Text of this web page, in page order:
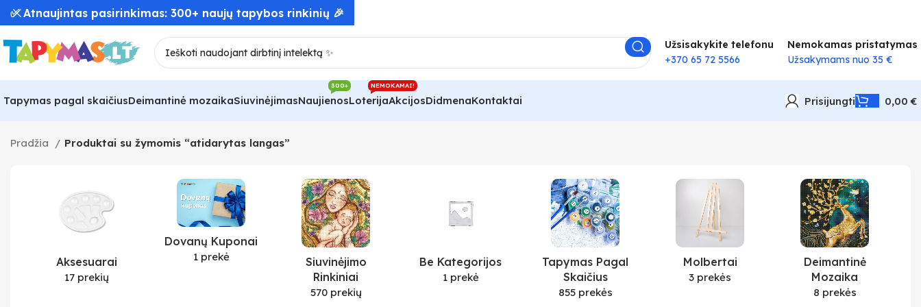
Užsisakykite telefonu
+370 65 72 5566
Nemokamas pristatymas
Užsakymams nuo 35 €
Tapymas pagal skaičiusDeimantinė mozaikaSiuvinėjimasNaujienos
300+
Loterija
NEMOKAMAI!
AkcijosDidmenaKontaktai Prisijungti 0,00€
Pradžia Produktai su žymomis “atidarytas langas”
Aksesuarai
17 prekių
Dovanų Kuponai
1 prekė
Siuvinėjimo
Rinkiniai
570 prekių
Be Kategorijos
1 prekė
Tapymas Pagal
Skaičius
855 prekės
Molbertai
3 prekės
Deimantinė
Mozaika
8 prekės
✅ Atnaujintas pasirinkimas: 300+ naujų tapybos rinkinių 🎉